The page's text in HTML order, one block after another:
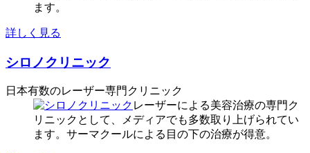
ます。
詳しく見る
シロノクリニック
日本有数のレーザー専門クリニック
レーザーによる美容治療の専門ク
リニックとして、メディアでも多数取り上げられてい
ます。サーマクールによる目の下の治療が得意。